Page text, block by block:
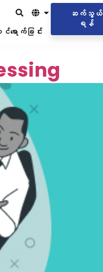
င်ရောက်ခြင်း
ဆက်သွယ်
ရန်